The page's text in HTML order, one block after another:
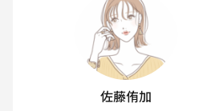
佐藤侑加